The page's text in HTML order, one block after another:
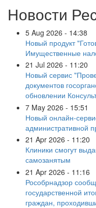
Новости
5 Aug 2026 - 14:38
Новый продукт
Имущественные
21 Jul 2026 - 11:20
Новый сервис
документов
обновлении
7 May 2026 - 15:51
Новый онлайн-
административной
21 Apr 2026 - 11:20
Клиники смогут
самозанятым
21 Apr 2026 - 11:16
Рособрнадзор
государственной
граждан,